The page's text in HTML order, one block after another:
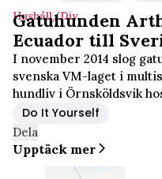
Hushåll/diy
Gatuhunden
Ecuador till
I november 2014 slog
svenska VM-laget i
hundliv i Örnsköldsvik
Do It Yourself
Dela
Upptäck mer